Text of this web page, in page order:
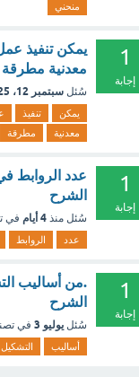
منحني
1
إجابة
يمكن تنفيذ
معدنية
سُئل سبتمبر 12، 2025
يمكن تنفيذ
معدنية
مطرقة
1
إجابة
عدد الروابط
الشرح
سُئل منذ 4 أيام في
عدد الروابط
1
إجابة
الشرح
سُئل يوليو 3 في
أساليب التشكيل